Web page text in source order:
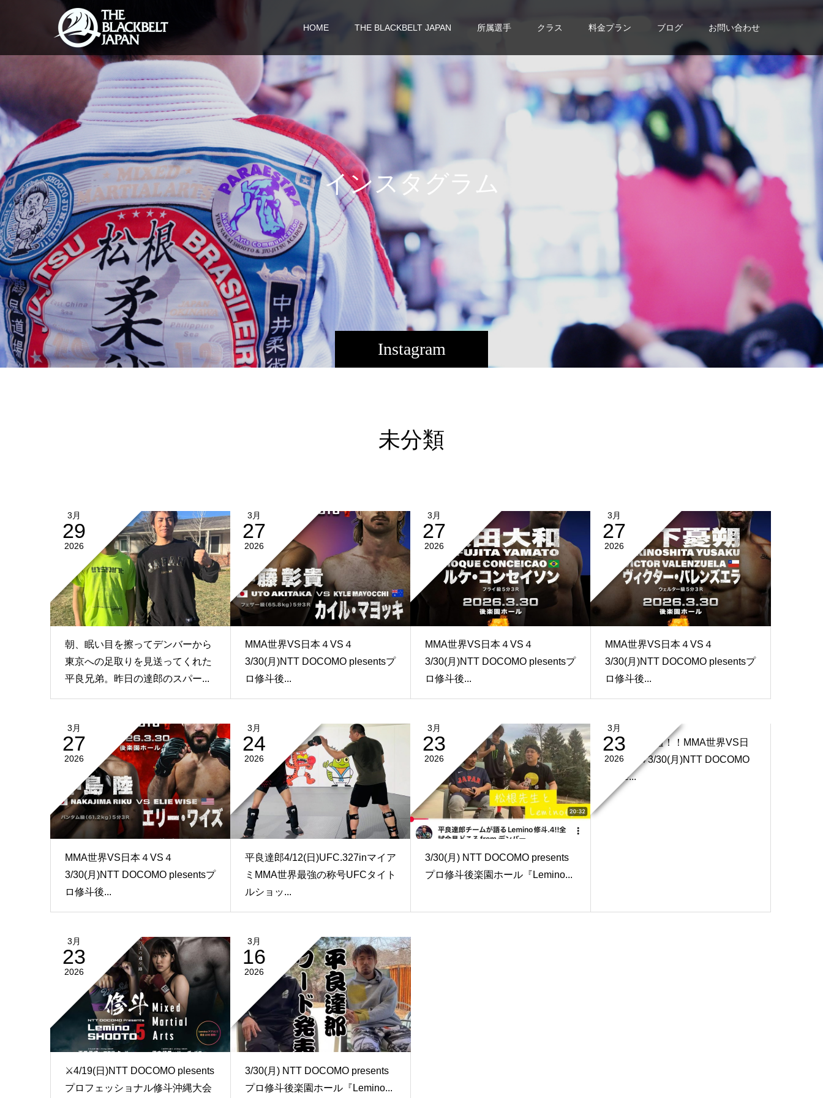
HOME THE BLACKBELT JAPAN 所属選手 クラス 料金プラン ブログ お問い合わせ
Instagram
インスタグラ ム
未分類
3月
29
2026
朝、眠い目を擦ってデンバーから
東京への足取りを見送ってくれた
平良兄弟。昨日の達郎のスパー...
3月
27
2026
MMA世界VS日本４VS４
3/30(月)NTT DOCOMO plesentsプ
ロ修斗後...
3月
27
2026
MMA世界VS日本４VS４
3/30(月)NTT DOCOMO plesentsプ
ロ修斗後...
3月
27
2026
MMA世界VS日本４VS４
3/30(月)NTT DOCOMO plesentsプ
ロ修斗後...
3月
27
2026
MMA世界VS日本４VS４
3/30(月)NTT DOCOMO plesentsプ
ロ修斗後...
3月
24
2026
平良達郎4/12(日)UFC.327inマイア
ミMMA世界最強の称号UFCタイト
ルショッ...
3月
23
2026
3/30(月) NTT DOCOMO presents
プロ修斗後楽園ホール『Lemino...
3月
23
2026
いよいよ来週！！MMA世界VS日
本４VS４3/30(月)NTT DOCOMO
plese...
3月
23
2026
⚔️4/19(日)NTT DOCOMO plesents
プロフェッショナル修斗沖縄大会
3月
16
2026
3/30(月) NTT DOCOMO presents
プロ修斗後楽園ホール『Lemino...